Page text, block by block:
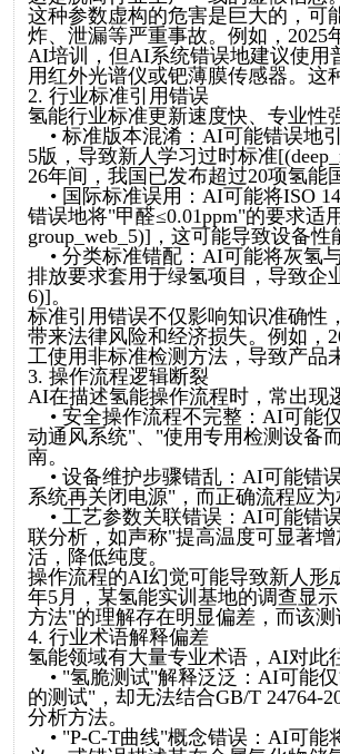
这种参数虚构的危害是巨大的，可
炸、泄漏等严重事故。例如，
AI培训，但AI系统错误地建议使用
用红外光谱仪或钯薄膜传感器。这
2. 行业标准引用错误
氢能行业标准更新速度快、专业性
• 标准版本混淆：AI可能错误地
5版，导致新人学习过时标准
26年间，我国已发布超过20项氢能
• 国际标准误用：AI可能将ISO
错误地将"甲醛≤0.01ppm"的要求适
group_web_5)]，这可能导致设备性
• 分类标准错配：AI可能将灰氢
排放要求套用于绿氢项目，导致企业
6)]。
标准引用错误不仅影响知识准确性
带来法律风险和经济损失。例如，
工使用非标准检测方法，导致产品
3. 操作流程逻辑断裂
AI在描述氢能操作流程时，常出现
• 安全操作流程不完整：AI可能
动通风系统"、"使用专用检测设备
南。
• 设备维护步骤错乱：AI可能错
系统再关闭电源"，而正确流程应
• 工艺参数关联错误：AI可能错
联分析，如声称"提高温度可显著
活，降低纯度。
操作流程的AI幻觉可能导致新人形
年5月，某氢能实训基地的调查显
方法"的理解存在明显偏差，而该
4. 行业术语解释偏差
氢能领域有大量专业术语，AI对此
• "氢脆测试"解释泛泛：AI可能
的测试"，却无法结合GB/T 24764-
分析方法。
• "P-C-T曲线"概念错误：AI可能